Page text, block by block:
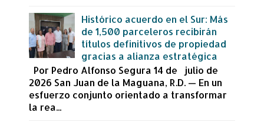
Histórico acuerdo en el Sur: Más
de 1,500 parceleros recibirán
títulos definitivos de propiedad
gracias a alianza estratégica
Por Pedro Alfonso Segura 14 de julio de
2026 San Juan de la Maguana, R.D. — En un
esfuerzo conjunto orientado a transformar
la rea...